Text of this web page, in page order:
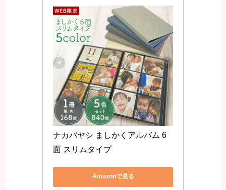
ナカバヤシ ましかくアルバム 6
面 スリムタイプ
Amazonで見る